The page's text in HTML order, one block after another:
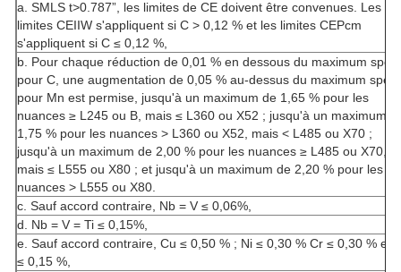
a. SMLS t>0.787”, les limites de CE doivent être convenues. Les
limites CEIIW s'appliquent si C > 0,12 % et les limites CEPcm
s'appliquent si C ≤ 0,12 %,
b. Pour chaque réduction de 0,01 % en dessous du maximum
pour C, une augmentation de 0,05 % au-dessus du maximum
pour Mn est permise, jusqu'à un maximum de 1,65 % pour les
nuances ≥ L245 ou B, mais ≤ L360 ou X52 ; jusqu'à un maximum
1,75 % pour les nuances > L360 ou X52, mais < L485 ou X70 ;
jusqu'à un maximum de 2,00 % pour les nuances ≥ L485 ou X70,
mais ≤ L555 ou X80 ; et jusqu'à un maximum de 2,20 % pour les
nuances > L555 ou X80.
c. Sauf accord contraire, Nb = V ≤ 0,06%,
d. Nb = V = Ti ≤ 0,15%,
e. Sauf accord contraire, Cu ≤ 0,50 % ; Ni ≤ 0,30 % Cr ≤ 0,30 % et
≤ 0,15 %,